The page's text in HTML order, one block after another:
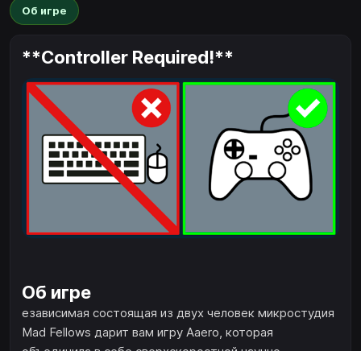
Об игре
**Controller Required!**
Об игре
езависимая состоящая из двух человек микростудия
Mad Fellows дарит вам игру Aaero, которая